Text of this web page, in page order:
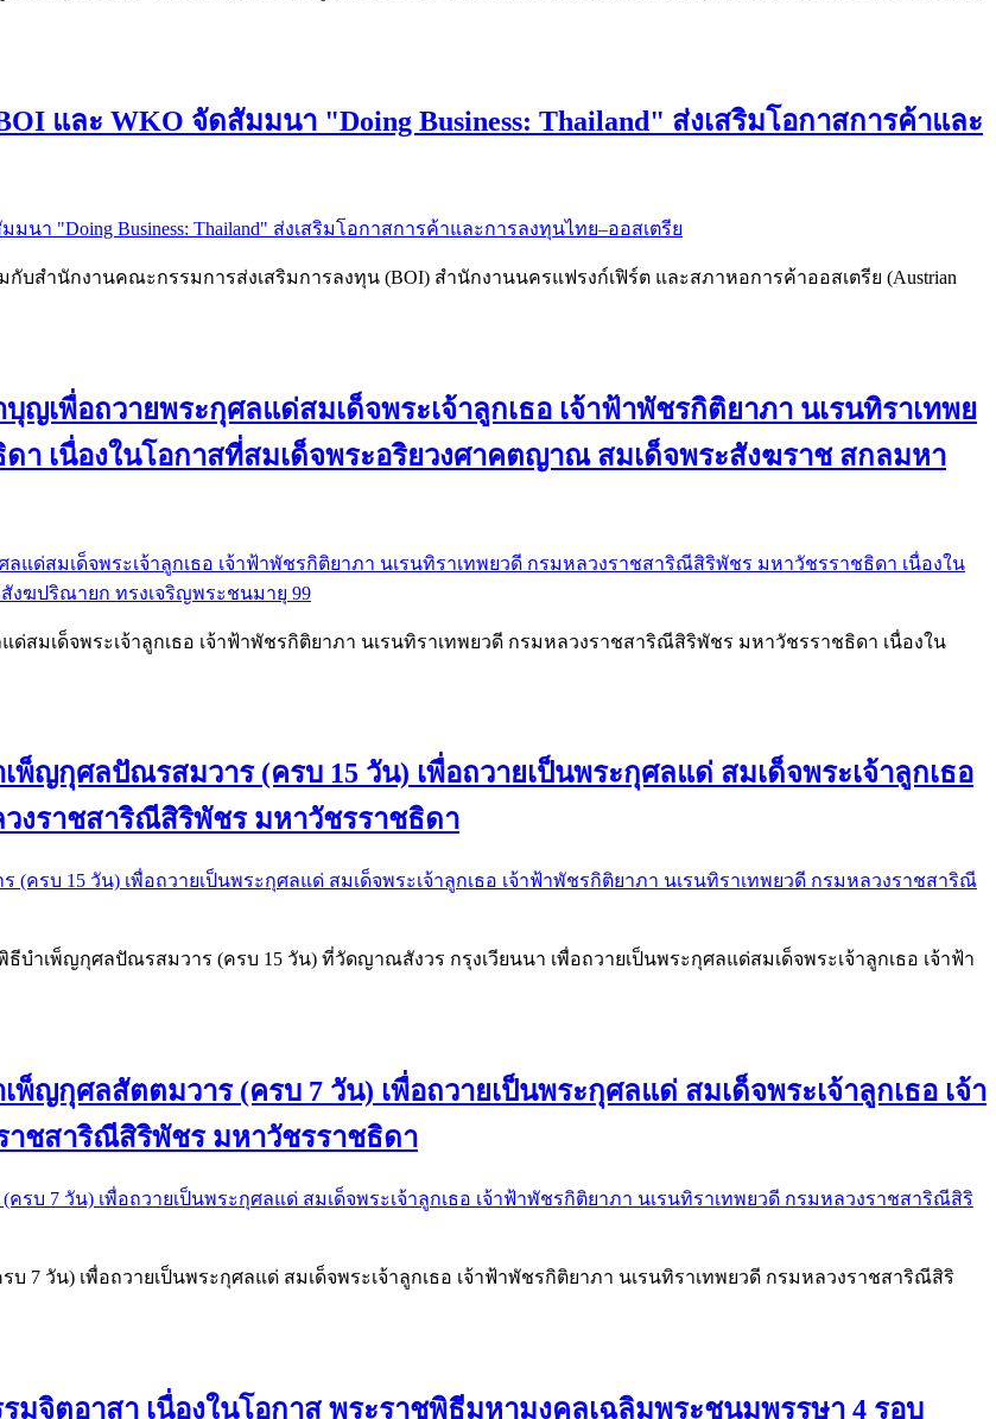
และ WKO จัดสัมมนา "Doing Business: Thailand" ส่งเสริมโอกาสการค้าและ
บสำนักงานคณะกรรมการส่งเสริมการลงทุน (BOI) สำนักงานนครแฟรงก์เฟิร์ต และสภาหอการค้าออสเตรีย (Austrian
เพื่อถวายพระกุศลแด่สมเด็จพระเจ้าลูกเธอ เจ้าฟ้าพัชรกิติยาภา นเรนทิราเทพย
า เนื่องในโอกาสที่สมเด็จพระอริยวงศาคตญาณ สมเด็จพระสังฆราช สกลมหา
มเด็จพระเจ้าลูกเธอ เจ้าฟ้าพัชรกิติยาภา นเรนทิราเทพยวดี กรมหลวงราชสาริณีสิริพัชร มหาวัชรราชธิดา เนื่องใน
ญกุศลปัณรสมวาร (ครบ 15 วัน) เพื่อถวายเป็นพระกุศลแด่ สมเด็จพระเจ้าลูกเธอ
งราชสาริณีสิริพัชร มหาวัชรราชธิดา
บำเพ็ญกุศลปัณรสมวาร (ครบ 15 วัน) ที่วัดญาณสังวร กรุงเวียนนา เพื่อถวายเป็นพระกุศลแด่สมเด็จพระเจ้าลูกเธอ เจ้าฟ้า
ญกุศลสัตตมวาร (ครบ 7 วัน) เพื่อถวายเป็นพระกุศลแด่ สมเด็จพระเจ้าลูกเธอ เจ้า
าชสาริณีสิริพัชร มหาวัชรราชธิดา
7 วัน) เพื่อถวายเป็นพระกุศลแด่ สมเด็จพระเจ้าลูกเธอ เจ้าฟ้าพัชรกิติยาภา นเรนทิราเทพยวดี กรมหลวงราชสาริณีสิริ
มจิตอาสา เนื่องในโอกาส พระราชพิธีมหามงคลเฉลิมพระชนมพรรษา 4 รอบ